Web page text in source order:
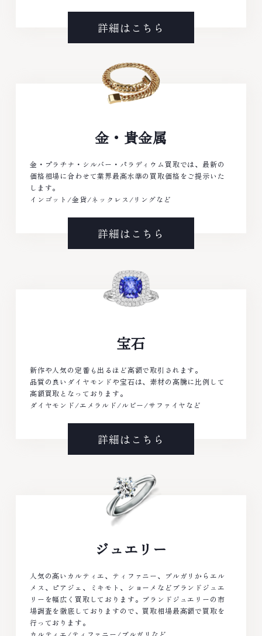
詳細はこちら
金・貴金属
金・プラチナ・シルバー・パラディウム買取では、最新の
価格相場に合わせて業界最高水準の買取価格をご提示いた
します。
インゴット/金貨/ネックレス/リングなど
詳細はこちら
宝石
新作や人気の定番も出るほど高額で取引されます。
品質の良いダイヤモンドや宝石は、素材の高騰に比例して
高額買取となっております。
ダイヤモンド/エメラルド/ルビー/サファイヤなど
詳細はこちら
ジュエリー
人気の高いカルティエ、ティファニー、ブルガリからエル
メス、ピアジェ、ミキモト、ショーメなどブランドジュエ
リーを幅広く買取しております。ブランドジュエリーの市
場調査を徹底しておりますので、買取相場最高額で買取を
行っております。
カルティエ/ティファニー/ブルガリなど